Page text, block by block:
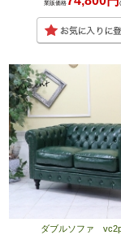
業販価格
ダブルソファ